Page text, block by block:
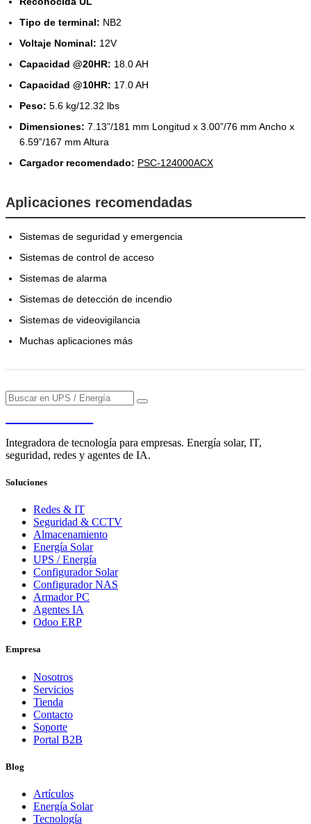
Tipo de terminal: NB2
Voltaje Nominal: 12V
Capacidad @20HR: 18.0 AH
Capacidad @10HR: 17.0 AH
Peso: 5.6 kg/12.32 lbs
Dimensiones: 7.13”/181 mm Longitud x 3.00”/76 mm Ancho x
6.59”/167 mm Altura
Cargador recomendado: PSC-124000ACX
Aplicaciones recomendadas
Sistemas de seguridad y emergencia
Sistemas de control de acceso
Sistemas de alarma
Sistemas de detección de incendio
Sistemas de videovigilancia
Muchas aplicaciones más
Integradora de tecnología para empresas. Energía solar, IT,
seguridad, redes y agentes de IA.
Soluciones
Redes & IT
Seguridad & CCTV
Almacenamiento
Energía Solar
UPS / Energía
Configurador Solar
Configurador NAS
Armador PC
Agentes IA
Odoo ERP
Empresa
Nosotros
Servicios
Tienda
Contacto
Soporte
Portal B2B
Blog
Artículos
Energía Solar
Tecnología